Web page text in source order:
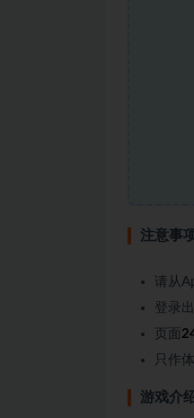
注意事
请从
登录
页面
只作
游戏介绍